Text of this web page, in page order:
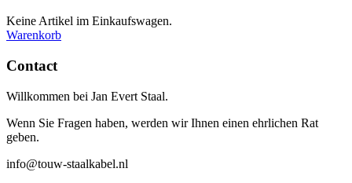
Keine Artikel im Einkaufswagen.
Warenkorb
Contact
Willkommen bei Jan Evert Staal.
Wenn Sie Fragen haben, werden wir Ihnen einen ehrlichen Rat
geben.
info@touw-staalkabel.nl